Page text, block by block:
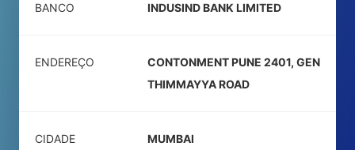
BANCO INDUSIND BANK LIMITED
ENDEREÇO
CONTONMENT PUNE 2401, GEN
THIMMAYYA ROAD
CIDADE MUMBAI